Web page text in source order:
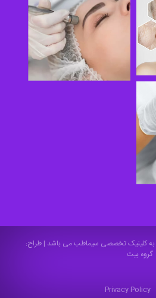
کلینیک تخصصی سیماطب می باشد |طراح:
گروه بیت
Privacy Policy